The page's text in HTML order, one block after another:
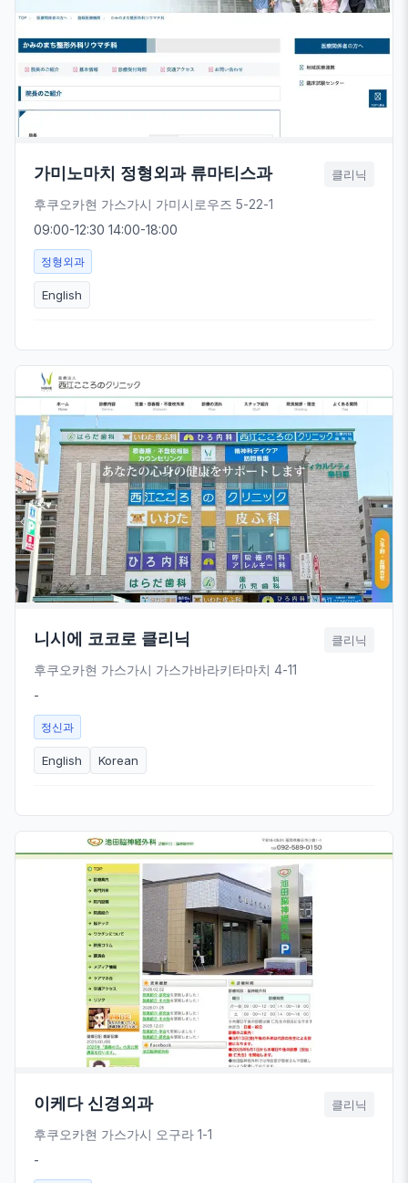
가미노마치 정형외과 류마티스과 클리닉
후쿠오카현 가스가시 가미시로우즈 5-22-1
09:00-12:30 14:00-18:00
정형외과
English
니시에 코코로 클리닉 클리닉
후쿠오카현 가스가시 가스가바라키타마치 4-11
-
정신과
English Korean
이케다 신경외과 클리닉
후쿠오카현 가스가시 오구라 1-1
-